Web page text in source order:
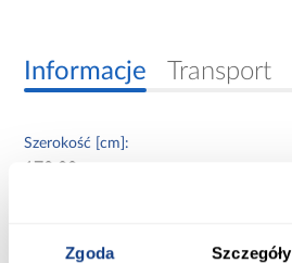
Zgoda Szczegóły
Informacje Transport
Szerokość [cm]:
170.00